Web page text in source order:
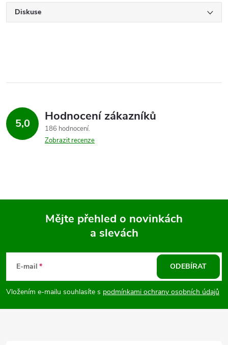
Diskuse
5,0 Hodnocení zákazníků
186 hodnocení
Zobrazit recenze
p
a
Mějte přehled o novinkách
a slevách
E-mail
Vložením e-mailu souhlasíte s podmínkami ochrany osobních údajů
ODEBÍRAT